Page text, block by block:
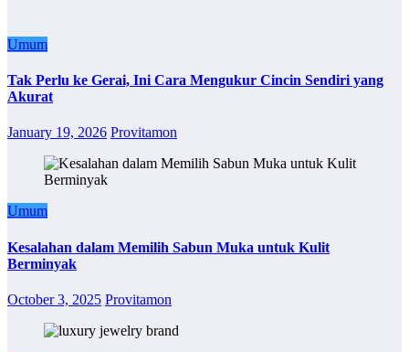
Umum
Tak Perlu ke Gerai, Ini Cara Mengukur Cincin Sendiri yang
Akurat
January 19, 2026 Provitamon
Umum
Kesalahan dalam Memilih Sabun Muka untuk Kulit
Berminyak
October 3, 2025 Provitamon